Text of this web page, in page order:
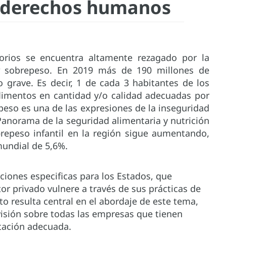
humanos
se encuentra altamente rezagado por la
En 2019 más de 190 millones de
Es decir, 1 de cada 3 habitantes de los
en cantidad y/o calidad adecuadas por
es una de las expresiones de la inseguridad
de la seguridad alimentaria y nutrición
infantil en la región sigue aumentando,
de 5,6%.
especificas para los Estados, que
privado vulnere a través de sus prácticas de
resulta central en el abordaje de este tema,
sobre todas las empresas que tienen
adecuada.